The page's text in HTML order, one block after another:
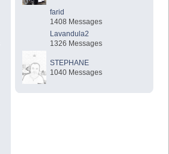
farid
1408 Messages
Lavandula2
1326 Messages
STEPHANE
1040 Messages